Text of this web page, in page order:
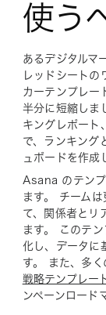
使う
あるデジタルマ
レッドシート
カーテンプレー
半分に短縮しま
キングレポート
で、ランキング
ュボードを作成
Asana のテン
ます。 チーム
て、関係者とリ
ます。 このテ
化し、データに
す。 また、多
戦略テンプレー
ンペーンロード